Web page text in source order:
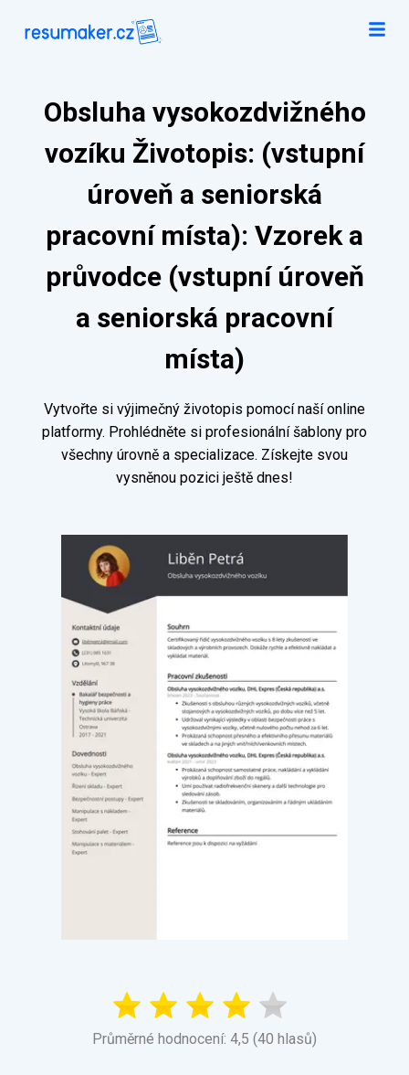
Obsluha vysokozdvižného
vozíku Životopis: (vstupní
úroveň a seniorská
pracovní místa): Vzorek a
průvodce (vstupní úroveň
a seniorská pracovní
místa)
Vytvořte si výjimečný životopis pomocí naší online
platformy. Prohlédněte si profesionální šablony pro
všechny úrovně a specializace. Získejte svou
vysněnou pozici ještě dnes!
Průměrné hodnocení: 4,5 (40 hlasů)